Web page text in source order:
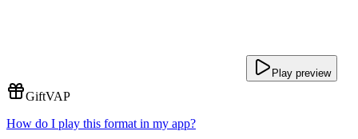
Play preview
GiftVAP
How do I play this format in my app?